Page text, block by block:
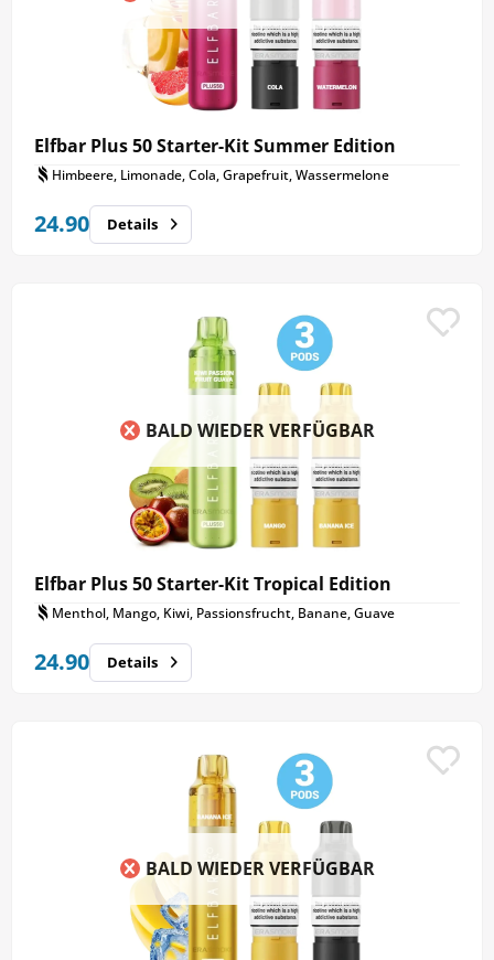
Elfbar Plus 50 Starter-Kit Summer Edition
Himbeere, Limonade, Cola, Grapefruit, Wassermelone
24.90 Details
BALD WIEDER VERFÜGBAR
Elfbar Plus 50 Starter-Kit Tropical Edition
Menthol, Mango, Kiwi, Passionsfrucht, Banane, Guave
24.90 Details
BALD WIEDER VERFÜGBAR